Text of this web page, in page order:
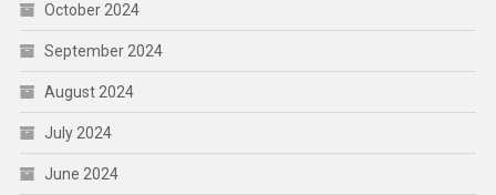
October 2024
September 2024
August 2024
July 2024
June 2024